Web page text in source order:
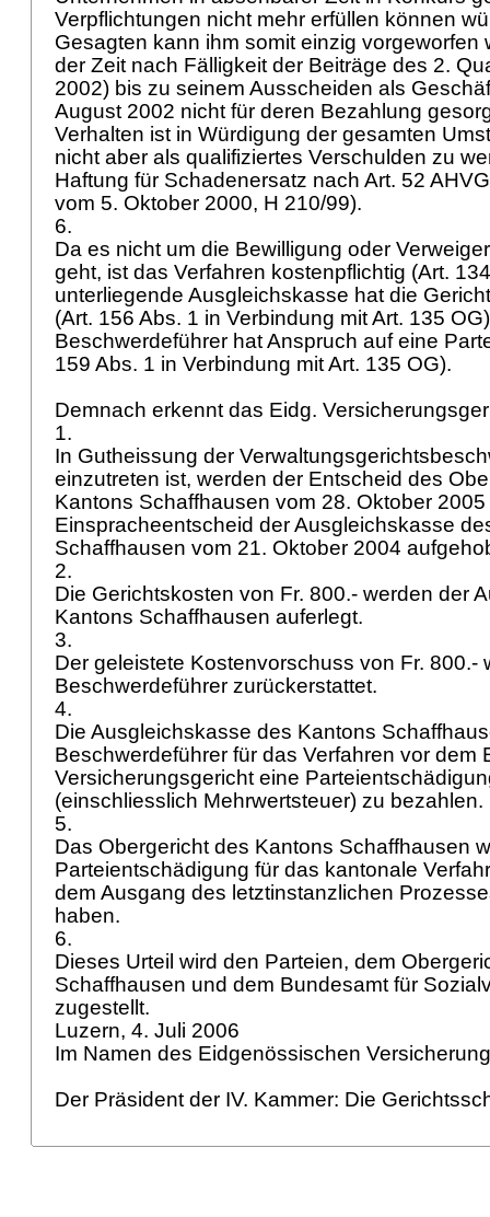
Verpflichtungen nicht mehr erfüllen können
Gesagten kann ihm somit einzig vorgeworfen
der Zeit nach Fälligkeit der Beiträge des 2.
2002) bis zu seinem Ausscheiden als
August 2002 nicht für deren Bezahlung
Verhalten ist in Würdigung der gesamten
nicht aber als qualifiziertes Verschulden zu
Haftung für Schadenersatz nach Art. 52 AHVG
vom 5. Oktober 2000, H 210/99).
6.
Da es nicht um die Bewilligung oder
geht, ist das Verfahren kostenpflichtig (Art.
unterliegende Ausgleichskasse hat die
(Art. 156 Abs. 1 in Verbindung mitArt. 135 OG
Beschwerdeführer hat Anspruch auf eine
159 Abs. 1 in Verbindung mitArt. 135 OG).
Demnach erkennt das Eidg.
1.
In Gutheissung der
einzutreten ist, werden der Entscheid des
Kantons Schaffhausen vom 28. Oktober
Einspracheentscheid der Ausgleichskasse
Schaffhausen vom 21. Oktober 2004
2.
Die Gerichtskosten von Fr. 800.- werden der
Kantons Schaffhausen auferlegt.
3.
Der geleistete Kostenvorschuss von Fr. 800.-
Beschwerdeführer zurückerstattet.
4.
Die Ausgleichskasse des Kantons
Beschwerdeführer für das Verfahren vor dem
Versicherungsgericht eine
(einschliesslich Mehrwertsteuer) zu bezahlen.
5.
Das Obergericht des Kantons Schaffhausen
Parteientschädigung für das kantonale
dem Ausgang des letztinstanzlichen
haben.
6.
Dieses Urteil wird den Parteien, dem
Schaffhausen und dem Bundesamt für
zugestellt.
Luzern, 4. Juli 2006
Im Namen des Eidgenössischen
Der Präsident der IV. Kammer: Die